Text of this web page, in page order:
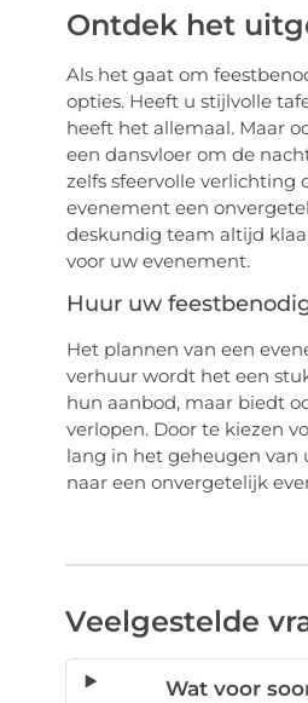
Ontdek het
Als het gaat om
opties. Heeft u stijlvolle
heeft het allemaal. Maar
een dansvloer om de
zelfs sfeervolle
evenement een
deskundig team altijd
voor uw evenement.
Huur uw
Het plannen van een
verhuur wordt het een
hun aanbod, maar biedt
verlopen. Door te kiezen
lang in het geheugen van
naar een onvergetelijk
Veelgestelde
Wat voor